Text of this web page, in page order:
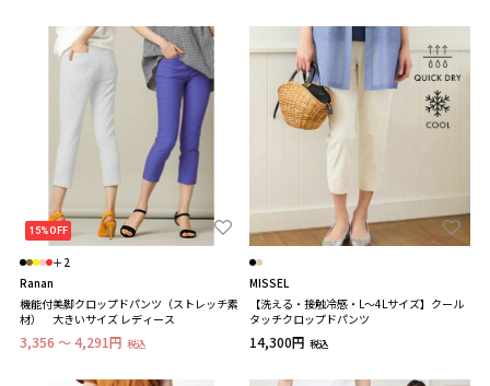
15%OFF
＋2
Ranan
機能付美脚クロップドパンツ（ストレッチ素
材） 大きいサイズ レディース
3,356 ～ 4,291円 税込
MISSEL
【洗える・接触冷感・L～4Lサイズ】クール
タッチクロップドパンツ
14,300円 税込